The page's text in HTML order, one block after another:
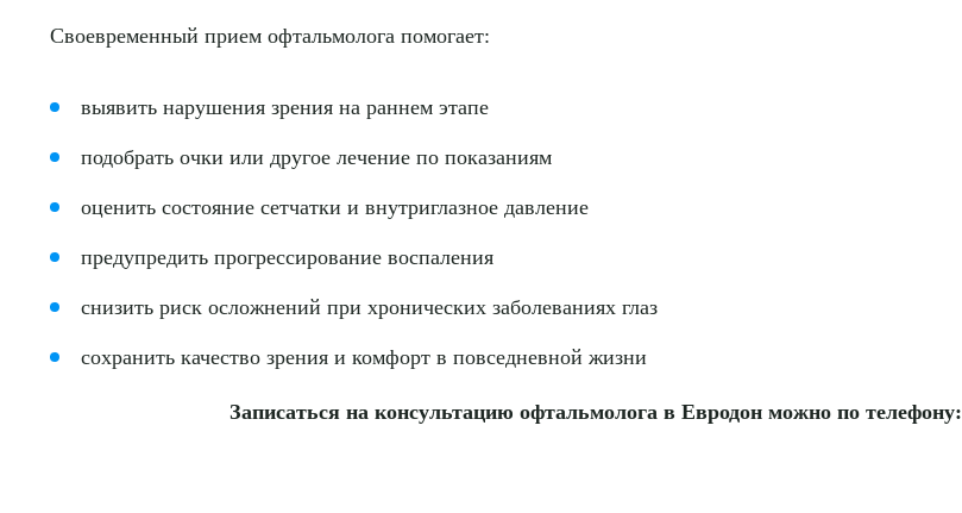
Своевременный прием офтальмолога помогает:
выявить нарушения зрения на раннем этапе
подобрать очки или другое лечение по показаниям
оценить состояние сетчатки и внутриглазное давление
предупредить прогрессирование воспаления
снизить риск осложнений при хронических заболеваниях глаз
сохранить качество зрения и комфорт в повседневной жизни
Записаться на консультацию офтальмолога в Евродон можно по телефону: